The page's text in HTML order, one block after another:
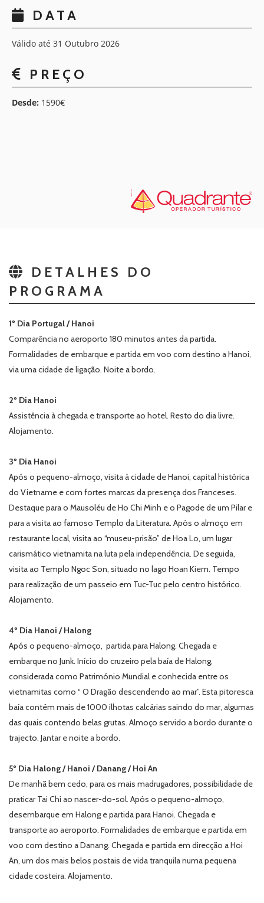
DATA
Válido até 31 Outubro 2026
PREÇO
Desde: 1590€
DETALHES DO
PROGRAMA
1º Dia Portugal / Hanoi
Comparência no aeroporto 180 minutos antes da partida.
Formalidades de embarque e partida em voo com destino a Hanoi,
via uma cidade de ligação. Noite a bordo.
2º Dia Hanoi
Assistência à chegada e transporte ao hotel. Resto do dia livre.
Alojamento.
3º Dia Hanoi
Após o pequeno-almoço, visita à cidade de Hanoi, capital histórica
do Vietname e com fortes marcas da presença dos Franceses.
Destaque para o Mausoléu de Ho Chi Minh e o Pagode de um Pilar e
para a visita ao famoso Templo da Literatura. Após o almoço em
restaurante local, visita ao “museu-prisão” de Hoa Lo, um lugar
carismático vietnamita na luta pela independência. De seguida,
visita ao Templo Ngoc Son, situado no lago Hoan Kiem. Tempo
para realização de um passeio em Tuc-Tuc pelo centro histórico.
Alojamento.
4º Dia Hanoi / Halong
Após o pequeno-almoço, partida para Halong. Chegada e
embarque no Junk. Início do cruzeiro pela baía de Halong,
considerada como Património Mundial e conhecida entre os
vietnamitas como “ O Dragão descendendo ao mar”. Esta pitoresca
baía contém mais de 1000 ilhotas calcárias saindo do mar, algumas
das quais contendo belas grutas. Almoço servido a bordo durante o
trajecto. Jantar e noite a bordo.
5º Dia Halong / Hanoi / Danang / Hoi An
De manhã bem cedo, para os mais madrugadores, possibilidade de
praticar Tai Chi ao nascer-do-sol. Após o pequeno-almoço,
desembarque em Halong e partida para Hanoi. Chegada e
transporte ao aeroporto. Formalidades de embarque e partida em
voo com destino a Danang. Chegada e partida em direcção a Hoi
An, um dos mais belos postais de vida tranquila numa pequena
cidade costeira. Alojamento.